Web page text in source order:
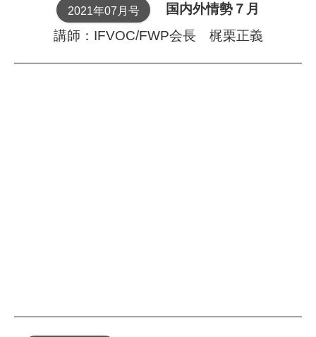
2021年07月号
国内外情勢７月
講師：IFVOC/FWP会長 梶栗正義